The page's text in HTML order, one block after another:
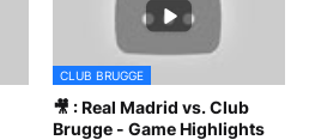
CLUB BRUGGE
🎥 : Real Madrid vs. Club
Brugge - Game Highlights